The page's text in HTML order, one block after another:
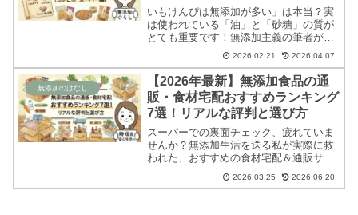
ー編）
いもけんぴは無添加が多い」は本当？実
は使われている「油」と「砂糖」の質が
とても重要です！無添加主義の筆者が、
コンビニで手軽に買えるものから原材料
にこだわり抜いた究極の品まで、安心度
別におすすめのいもけんぴをご紹介しま
す。
2026.02.21 2026.04.07
無添加のはなし
【2026年最新】無添加食品の通
販・食材宅配おすすめランキング
7選！リアルな評判と選び方
スーパーでの裏面チェック、疲れていま
せんか？無添加生活を送る私が実際に救
われた、おすすめの食材宅配＆通販サイ
トをランキング形式で7つご紹介しま
す。秋川牧園やらでぃっしゅぼーや、コ
2026.03.25 2026.06.20